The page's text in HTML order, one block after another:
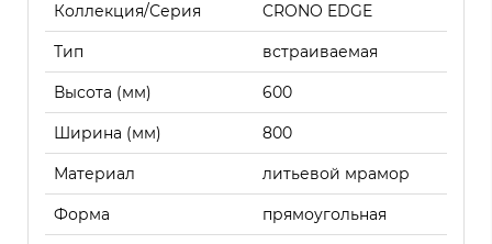
Коллекция/Серия CRONO EDGE
Тип встраиваемая
Высота (мм) 600
Ширина (мм) 800
Материал литьевой мрамор
Форма прямоугольная